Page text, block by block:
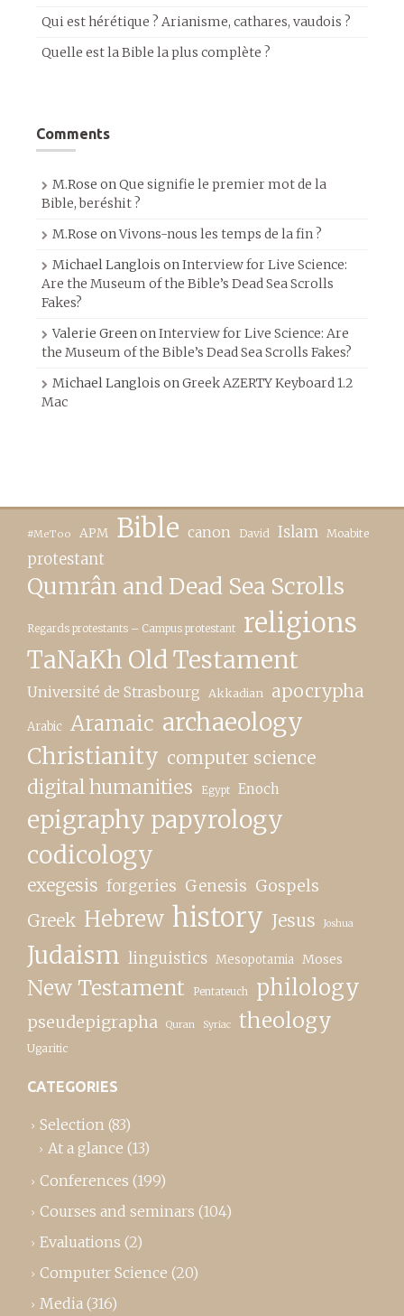
Qui est hérétique ? Arianisme, cathares, vaudois ?
Quelle est la Bible la plus complète ?
Comments
M.Rose on Que signifie le premier mot de la
Bible, beréshit ?
M.Rose onVivons-nous les temps de la fin ?
Michael Langlois on Interview for Live Science:
Are the Museum of the Bible’s Dead Sea Scrolls
Fakes?
Valerie Green on Interview for Live Science: Are
the Museum of the Bible’s Dead Sea Scrolls Fakes?
Michael Langlois on Greek AZERTY Keyboard 1.2
Mac
#MeToo APM Bible canon David Islam Moabite
protestant
Qumrân and Dead Sea Scrolls
Regards protestants – Campus protestant religions
TaNaKh Old Testament
Université de Strasbourg Akkadian apocrypha
Arabic Aramaic archaeology
Christianity computer science
digital humanities Egypt Enoch
epigraphy papyrology
codicology
exegesis forgeries Genesis Gospels
Greek Hebrew history Jesus Joshua
Judaism linguistics Mesopotamia Moses
New Testament Pentateuch philology
pseudepigrapha Quran Syriac theology
Ugaritic
CATEGORIES
Selection (83)
At a glance (13)
Conferences (199)
Courses and seminars (104)
Evaluations (2)
Computer Science (20)
Media (316)